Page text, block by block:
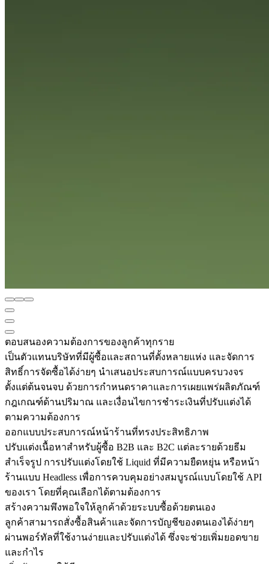
ตอบสนองความต้องการของลูกค้าทุกราย
เป็นตัวแทนบริษัทที่มีผู้ซื้อและสถานที่ตั้งหลายแห่ง และจัดการ
สิทธิ์การจัดซื้อได้ง่ายๆ นำเสนอประสบการณ์แบบครบวงจร
ตั้งแต่ต้นจนจบ ด้วยการกำหนดราคาและการเผยแพร่ผลิตภัณฑ์
กฎเกณฑ์ด้านปริมาณ และเงื่อนไขการชำระเงินที่ปรับแต่งได้
ตามความต้องการ
ออกแบบประสบการณ์หน้าร้านที่ทรงประสิทธิภาพ
ปรับแต่งเนื้อหาสำหรับผู้ซื้อ B2B และ B2C แต่ละรายด้วยธีม
สำเร็จรูป การปรับแต่งโดยใช้ Liquid ที่มีความยืดหยุ่น หรือหน้า
ร้านแบบ Headless เพื่อการควบคุมอย่างสมบูรณ์แบบโดยใช้ API
ของเรา โดยที่คุณเลือกได้ตามต้องการ
สร้างความพึงพอใจให้ลูกค้าด้วยระบบซื้อด้วยตนเอง
ลูกค้าสามารถสั่งซื้อสินค้าและจัดการบัญชีของตนเองได้ง่ายๆ
ผ่านพอร์ทัลที่ใช้งานง่ายและปรับแต่งได้ ซึ่งจะช่วยเพิ่มยอดขาย
และกำไร